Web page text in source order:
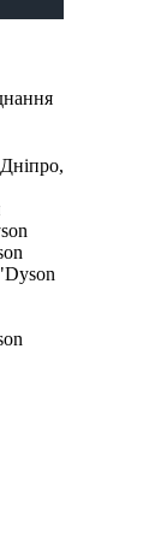
Дніпро,